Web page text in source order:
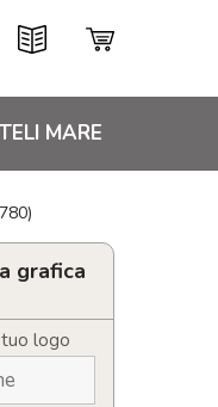
TELI MARE
grafica
logo